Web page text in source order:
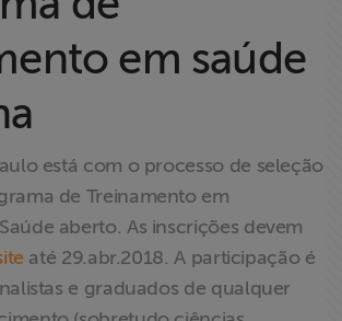
em saúde
está com o processo de seleção
de Treinamento em
aberto. As inscrições devem
até 29.abr.2018. A participação é
e graduados de qualquer